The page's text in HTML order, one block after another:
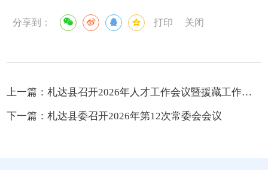
分享到： 打印 关闭
上一篇： 札达县召开2026年人才工作会议暨援藏工作座谈会
下一篇：札达县委召开2026年第12次常委会会议